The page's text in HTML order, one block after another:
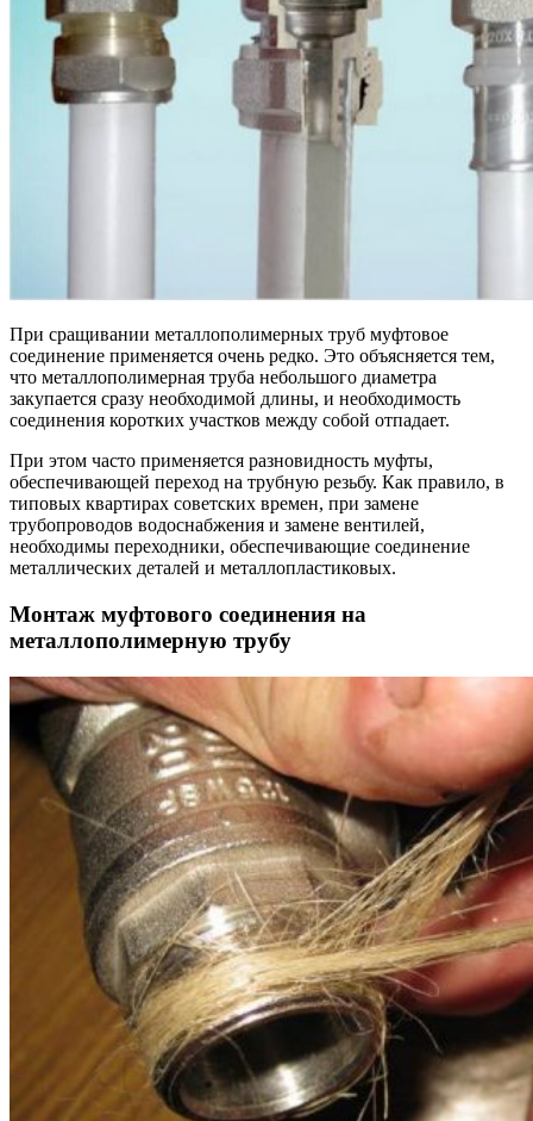
При сращивании металлополимерных труб муфтовое
соединение применяется очень редко. Это объясняется тем,
что металлополимерная труба небольшого диаметра
закупается сразу необходимой длины, и необходимость
соединения коротких участков между собой отпадает.
При этом часто применяется разновидность муфты,
обеспечивающей переход на трубную резьбу. Как правило, в
типовых квартирах советских времен, при замене
трубопроводов водоснабжения и замене вентилей,
необходимы переходники, обеспечивающие соединение
металлических деталей и металлопластиковых.
Монтаж муфтового соединения на
металлополимерную трубу